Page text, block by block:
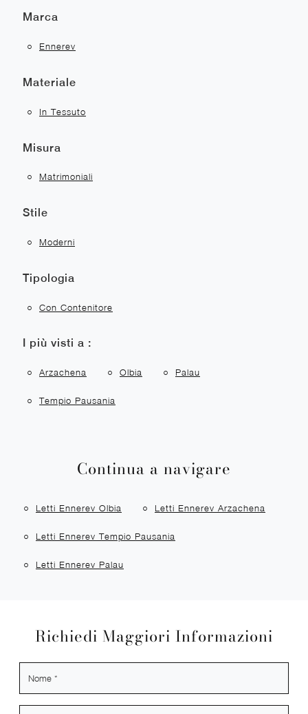
Marca
Ennerev
Materiale
In Tessuto
Misura
Matrimoniali
Stile
Moderni
Tipologia
Con Contenitore
I più visti a :
Arzachena Olbia Palau
Tempio Pausania
Continua a navigare
Letti Ennerev Olbia Letti Ennerev Arzachena
Letti Ennerev Tempio Pausania
Letti Ennerev Palau
Richiedi Maggiori Informazioni